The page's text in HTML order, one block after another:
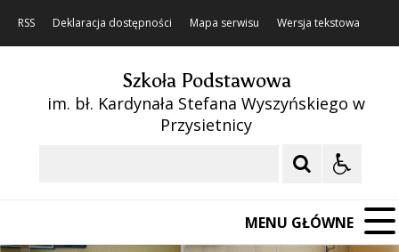
RSS Deklaracja dostępności Mapa serwisu Wersja tekstowa
Szkoła Podstawowa
im. bł. Kardynała Stefana Wyszyńskiego w
Przysietnicy
MENU GŁÓWNE